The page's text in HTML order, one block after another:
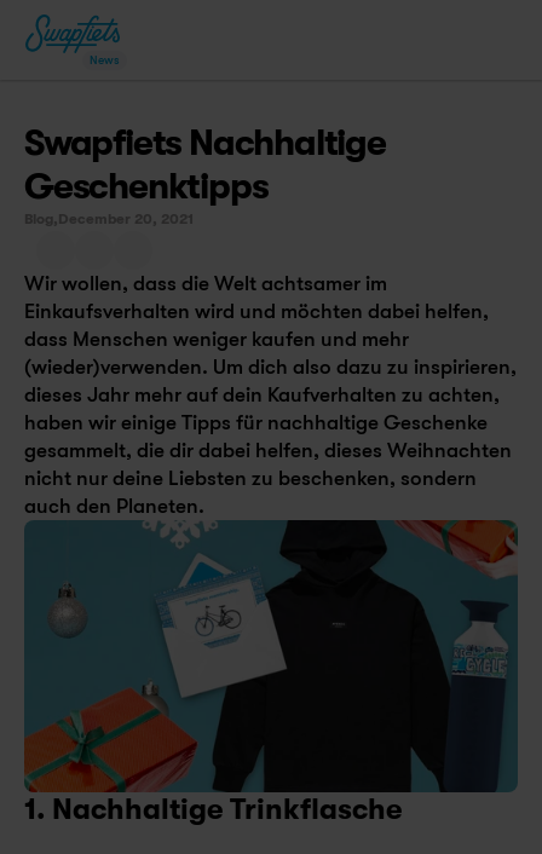
News
Swapfiets Nachhaltige
Geschenktipps
Blog, December 20, 2021
Wir wollen, dass die Welt achtsamer im
Einkaufsverhalten wird und möchten dabei helfen,
dass Menschen weniger kaufen und mehr
(wieder)verwenden. Um dich also dazu zu inspirieren,
dieses Jahr mehr auf dein Kaufverhalten zu achten,
haben wir einige Tipps für nachhaltige Geschenke
gesammelt, die dir dabei helfen, dieses Weihnachten
nicht nur deine Liebsten zu beschenken, sondern
auch den Planeten.
1. Nachhaltige Trinkflasche